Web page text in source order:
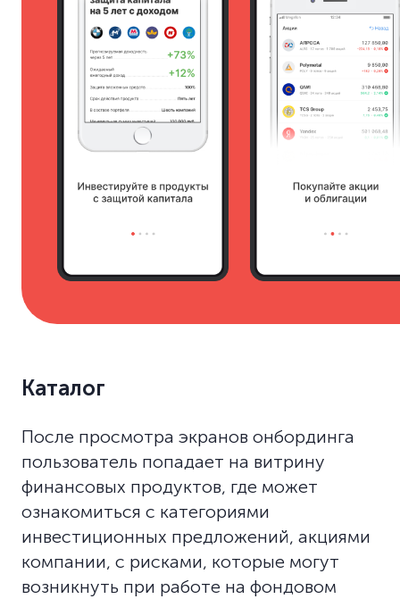
Каталог
После просмотра экранов онбординга
пользователь попадает на витрину
финансовых продуктов, где может
ознакомиться с категориями
инвестиционных предложений, акциями
компании, с рисками, которые могут
возникнуть при работе на фондовом